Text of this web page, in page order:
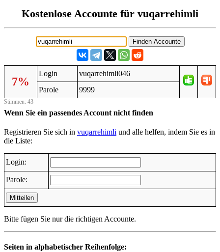
Kostenlose Accounte für vuqarrehimli
7%
Login
vuqarrehimli046
Parole
9999
Stimmen: 43
Wenn Sie ein passendes Account nicht finden
Registrieren Sie sich in vuqarrehimli und alle helfen, indem Sie es in
die Liste:
Login:
Parole:
Mitteilen
Bitte fügen Sie nur die richtigen Accounte.
Seiten in alphabetischer Reihenfolge: